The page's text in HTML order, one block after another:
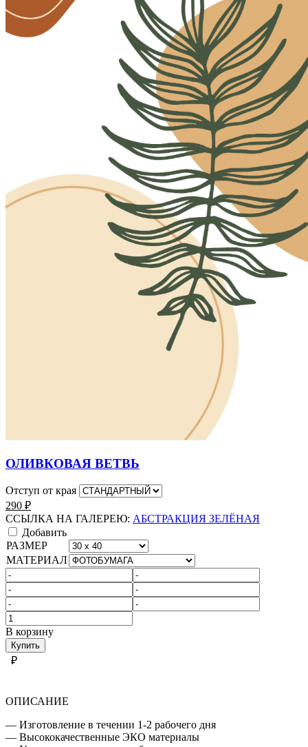
ОЛИВКОВАЯ ВЕТВЬ
Отступ от края
290 ₽
ССЫЛКА НА ГАЛЕРЕЮ: АБСТРАКЦИЯ ЗЕЛЁНАЯ
Добавить
РАЗМЕР
МАТЕРИАЛ
Количество
товара
АБСТРАКЦИЯ
ЗЕЛЁНАЯ
В корзину
Купить
₽
ОПИСАНИЕ
— Изготовление в течении 1-2 рабочего дня
— Высококачественные ЭКО материалы